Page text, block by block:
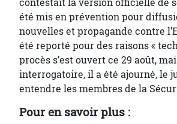
été mis en prévention pour
nouvelles et propagande contre
été reporté pour des raisons «
procès s’est ouvert ce 29 août,
interrogatoire, il a été ajourné, le
entendre les membres de la
Pour en savoir plus :